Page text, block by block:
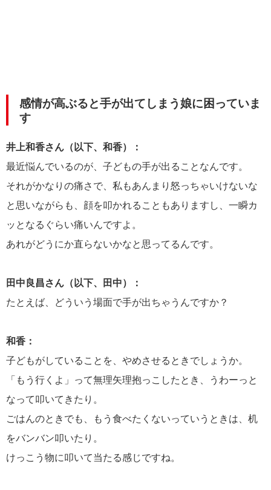
感情が高ぶると手が出てしまう娘に困っていま
す
井上和香さん（以下、和香）：
最近悩んでいるのが、子どもの手が出ることなんです。
それがかなりの痛さで、私もあんまり怒っちゃいけないな
と思いながらも、顔を叩かれることもありますし、一瞬カ
ッとなるぐらい痛いんですよ。
あれがどうにか直らないかなと思ってるんです。
田中良昌さん（以下、田中）：
たとえば、どういう場面で手が出ちゃうんですか？
和香：
子どもがしていることを、やめさせるときでしょうか。
「もう行くよ」って無理矢理抱っこしたとき、うわーっと
なって叩いてきたり。
ごはんのときでも、もう食べたくないっていうときは、机
をバンバン叩いたり。
けっこう物に叩いて当たる感じですね。